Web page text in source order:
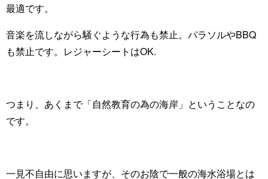
最適です。
音楽を流しながら騒ぐような行為も禁止。パラソルやBBQ
も禁止です。レジャーシートはOK.
つまり、あくまで「自然教育の為の海岸」ということなの
です。
一見不自由に思いますが、そのお陰で一般の海水浴場とは